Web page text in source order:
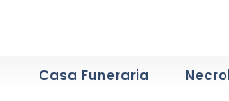
Casa Funeraria